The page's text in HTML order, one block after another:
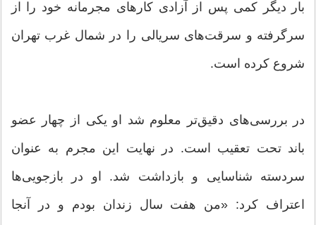
بار دیگر کمی پس از آزادی کارهای مجرمانه خود را از
سرگرفته و سرقت‌های سریالی را در شمال غرب تهران
شروع کرده است.
در بررسی‌های دقیق‌تر معلوم شد او یکی از چهار عضو
باند تحت تعقیب است. در نهایت این مجرم به عنوان
سردسته شناسایی و بازداشت شد. او در بازجویی‌ها
اعتراف کرد: «من هفت سال زندان بودم و در آنجا